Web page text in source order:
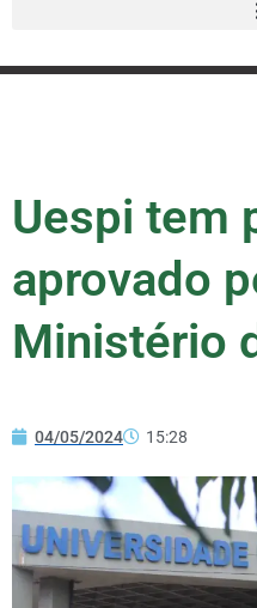
Uespi tem
aprovado
Ministério
04/05/2024 15:28